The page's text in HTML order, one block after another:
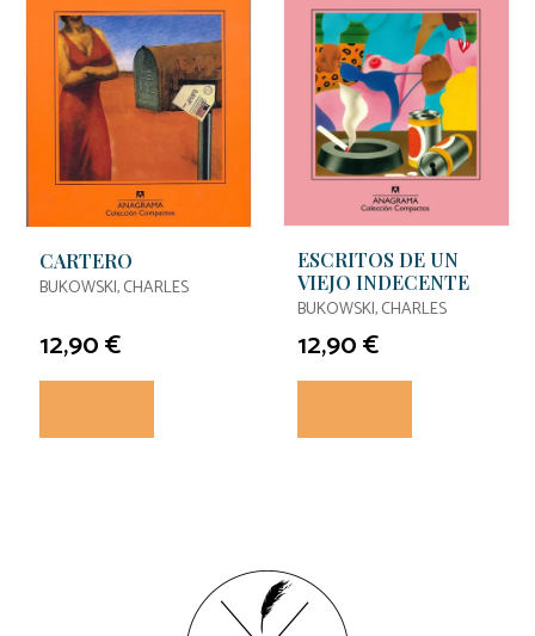
CARTERO
BUKOWSKI, CHARLES
12,90 €
ESCRITOS DE UN
VIEJO INDECENTE
BUKOWSKI, CHARLES
12,90 €